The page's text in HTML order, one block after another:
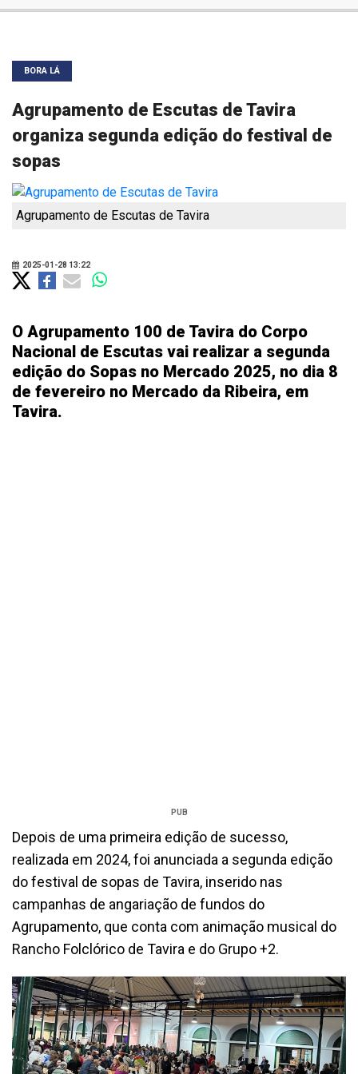
BORA LÁ
Agrupamento de Escutas de Tavira
organiza segunda edição do festival de
sopas
Agrupamento de Escutas de Tavira
2025-01-28 13:22
O Agrupamento 100 de Tavira do Corpo
Nacional de Escutas vai realizar a segunda
edição do Sopas no Mercado 2025, no dia 8
de fevereiro no Mercado da Ribeira, em
Tavira.
PUB
Depois de uma primeira edição de sucesso,
realizada em 2024, foi anunciada a segunda edição
do festival de sopas de Tavira, inserido nas
campanhas de angariação de fundos do
Agrupamento, que conta com animação musical do
Rancho Folclórico de Tavira e do Grupo +2.